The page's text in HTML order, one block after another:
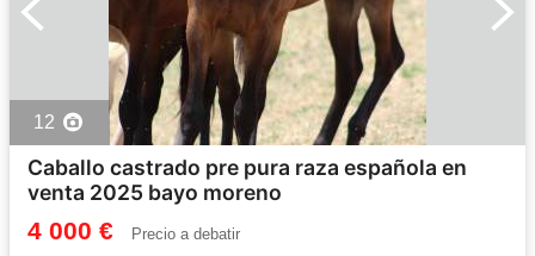
12
Caballo castrado pre pura raza española en
venta 2025 bayo moreno
4 000 € Precio a debatir